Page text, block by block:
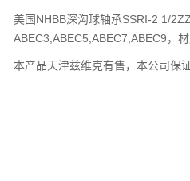
美国NHBB深沟球轴承SSRI-2 1/
ABEC3,ABEC5,ABEC7,ABEC9，材
本产品天津兹维克有售，本公司保